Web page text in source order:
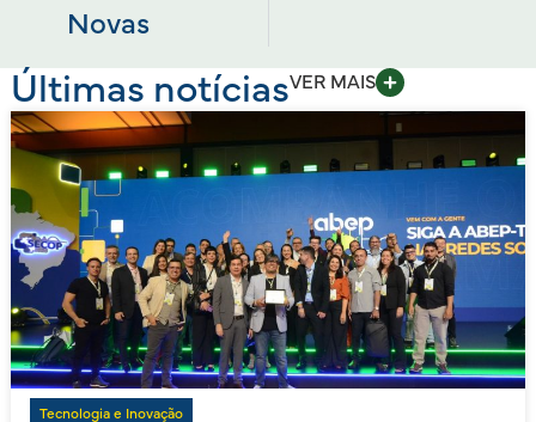
Novas
Últimas notíciasVER MAIS
Tecnologia e Inovação